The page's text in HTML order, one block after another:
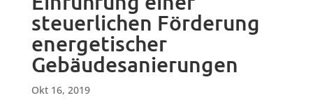
steuerlichen Förderung
energetischer
Gebäudesanierungen
Okt 16, 2019